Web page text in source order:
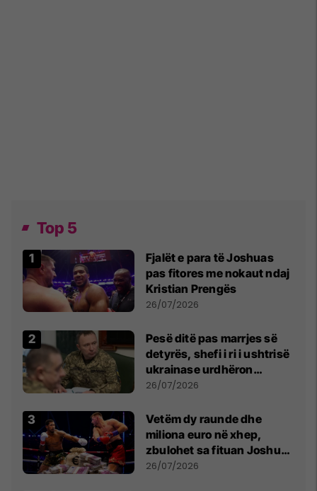
Top 5
Fjalët e para të Joshuas
pas fitores me nokaut ndaj
Kristian Prengës
26/07/2026
Pesë ditë pas marrjes së
detyrës, shefi i ri i ushtrisë
ukrainase urdhëron
kontroll të madh
26/07/2026
Vetëm dy raunde dhe
miliona euro në xhep,
zbulohet sa fituan Joshua
e Prenga
26/07/2026